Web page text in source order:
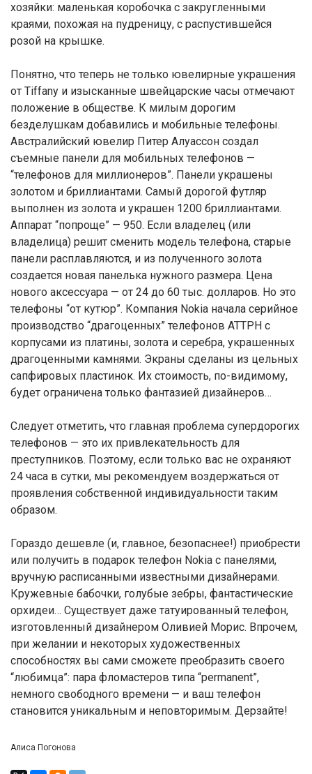
хозяйки: маленькая коробочка с закругленными
краями, похожая на пудреницу, с распустившейся
розой на крышке.
Понятно, что теперь не только ювелирные украшения
от Tiffany и изысканные швейцарские часы отмечают
положение в обществе. К милым дорогим
безделушкам добавились и мобильные телефоны.
Австралийский ювелир Питер Алуассон создал
съемные панели для мобильных телефонов —
“телефонов для миллионеров”. Панели украшены
золотом и бриллиантами. Самый дорогой футляр
выполнен из золота и украшен 1200 бриллиантами.
Аппарат “попроще” — 950. Если владелец (или
владелица) решит сменить модель телефона, старые
панели расплавляются, и из полученного золота
создается новая панелька нужного размера. Цена
нового аксессуара — от 24 до 60 тыс. долларов. Но это
телефоны “от кутюр”. Компания Nokia начала серийное
производство “драгоценных” телефонов ATTPH с
корпусами из платины, золота и серебра, украшенных
драгоценными камнями. Экраны сделаны из цельных
сапфировых пластинок. Их стоимость, по-видимому,
будет ограничена только фантазией дизайнеров…
Следует отметить, что главная проблема супердорогих
телефонов — это их привлекательность для
преступников. Поэтому, если только вас не охраняют
24 часа в сутки, мы рекомендуем воздержаться от
проявления собственной индивидуальности таким
образом.
Гораздо дешевле (и, главное, безопаснее!) приобрести
или получить в подарок телефон Nokia с панелями,
вручную расписанными известными дизайнерами.
Кружевные бабочки, голубые зебры, фантастические
орхидеи… Существует даже татуированный телефон,
изготовленный дизайнером Оливией Морис. Впрочем,
при желании и некоторых художественных
способностях вы сами сможете преобразить своего
“любимца”: пара фломастеров типа “permanent”,
немного свободного времени — и ваш телефон
становится уникальным и неповторимым. Дерзайте!
Алиса Погонова